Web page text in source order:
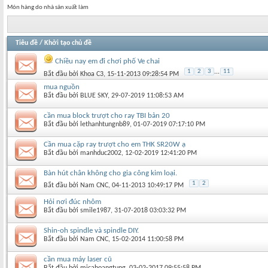
Món hàng do nhà sản xuất làm
Tiêu đề / Khởi tạo chủ đề
Chiều nay em đi chơi phố Ve chai
Bắt đầu bởi Khoa C3‎, 15-11-2013 09:28:54 PM 1 2 3 ... 11
mua nguồn
Bắt đầu bởi BLUE SKY‎, 29-07-2019 11:08:53 AM
cần mua block trượt cho ray TBI bản 20
Bắt đầu bởi lethanhtungnb89‎, 01-07-2019 07:17:10 PM
Cần mua cặp ray trượt cho em THK SR20W ạ
Bắt đầu bởi manhduc2002‎, 12-02-2019 12:41:20 PM
Bàn hút chân không cho gia công kim loại.
Bắt đầu bởi Nam CNC‎, 04-11-2013 10:49:17 PM 1 2
Hỏi nơi đúc nhôm
Bắt đầu bởi smile1987‎, 31-07-2018 03:03:32 PM
Shin-oh spindle và spindle DIY.
Bắt đầu bởi Nam CNC‎, 15-02-2014 11:00:58 PM
cần mua máy laser cũ